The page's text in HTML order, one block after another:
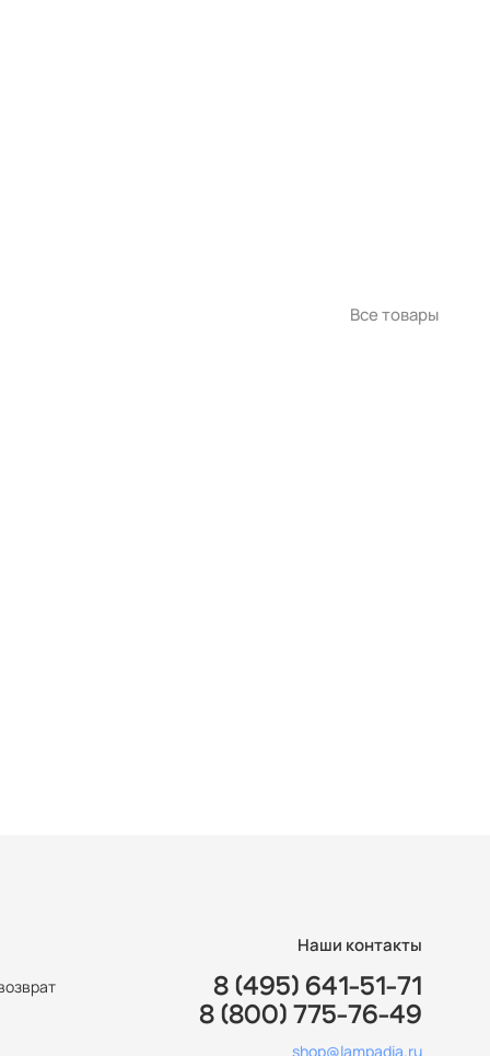
Все товары
Наши контакты
8 (495) 641-51-71
8 (800) 775-76-49
shop@lampadia.ru